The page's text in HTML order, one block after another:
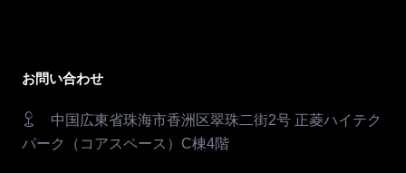
お問い合わせ
中国広東省珠海市香洲区翠珠二街2号 正菱ハイテク
パーク（コアスペース）C棟4階